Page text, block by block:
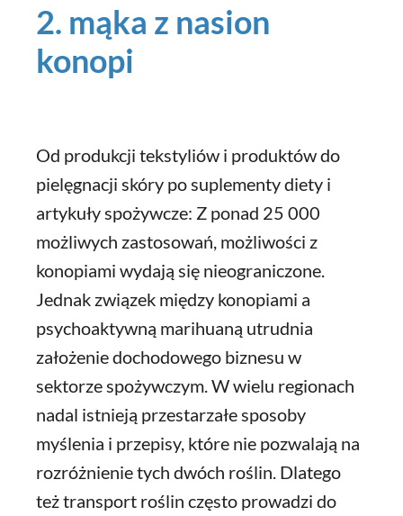
2. mąka z nasion
konopi
Od produkcji tekstyliów i produktów do
pielęgnacji skóry po suplementy diety i
artykuły spożywcze: Z ponad 25 000
możliwych zastosowań, możliwości z
konopiami wydają się nieograniczone.
Jednak związek między konopiami a
psychoaktywną marihuaną utrudnia
założenie dochodowego biznesu w
sektorze spożywczym. W wielu regionach
nadal istnieją przestarzałe sposoby
myślenia i przepisy, które nie pozwalają na
rozróżnienie tych dwóch roślin. Dlatego
też transport roślin często prowadzi do